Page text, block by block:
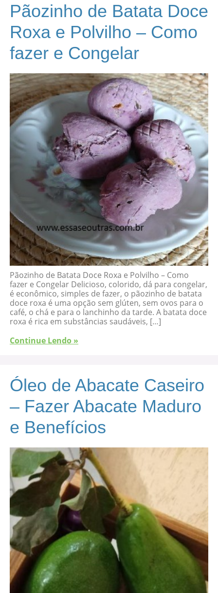
Pãozinho de Batata Doce
Roxa e Polvilho – Como
fazer e Congelar
Pãozinho de Batata Doce Roxa e Polvilho – Como
fazer e Congelar Delicioso, colorido, dá para congelar,
é econômico, simples de fazer, o pãozinho de batata
doce roxa é uma opção sem glúten, sem ovos para o
café, o chá e para o lanchinho da tarde. A batata doce
roxa é rica em substâncias saudáveis, […]
Continue Lendo »
Óleo de Abacate Caseiro
– Fazer Abacate Maduro
e Benefícios